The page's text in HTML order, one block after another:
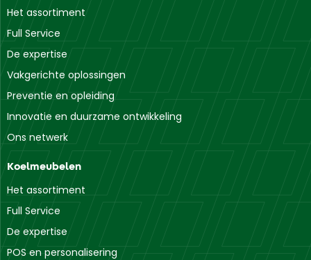
Het assortiment
Full Service
De expertise
Vakgerichte oplossingen
Preventie en opleiding
Innovatie en duurzame ontwikkeling
Ons netwerk
Koelmeubelen
Het assortiment
Full Service
De expertise
POS en personalisering